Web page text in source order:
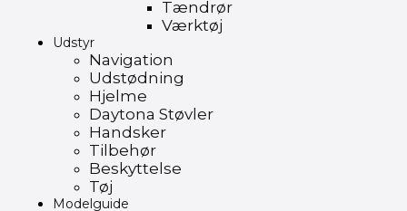
Tændrør
Værktøj
Udstyr
Navigation
Udstødning
Hjelme
Daytona Støvler
Handsker
Tilbehør
Beskyttelse
Tøj
Modelguide